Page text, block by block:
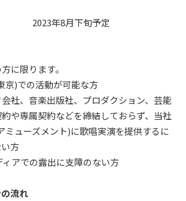
2023年8月下旬予定
に限ります。
)での活動が可能な方
社、音楽出版社、プロダクション、芸能
や専属契約などを締結しておらず、当社
ミューズメント)に歌唱実演を提供するに
方
アでの露出に支障のない方
流れ